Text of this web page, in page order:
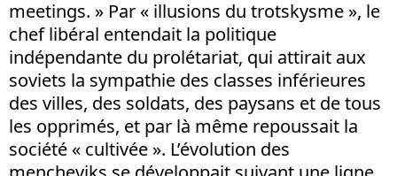
meetings. » Par « illusions du trotskysme », le
chef libéral entendait la politique
indépendante du prolétariat, qui attirait aux
soviets la sympathie des classes inférieures
des villes, des soldats, des paysans et de tous
les opprimés, et par là même repoussait la
société « cultivée ». L’évolution des